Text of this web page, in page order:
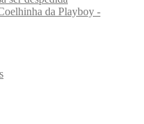
da Playboy -